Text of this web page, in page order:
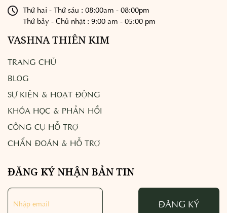
Thứ hai - Thứ sáu : 08:00am - 08:00pm
Thứ bảy - Chủ nhật : 9:00 am - 05:00 pm
VASHNA THIÊN KIM
TRANG CHỦ
BLOG
SỰ KIỆN & HOẠT ĐỘNG
KHÓA HỌC & PHẢN HỒI
CÔNG CỤ HỖ TRỢ
CHẨN ĐOÁN & HỖ TRỢ
ĐĂNG KÝ NHẬN BẢN TIN
ĐĂNG KÝ